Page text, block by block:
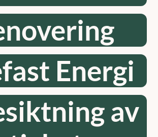
Energi
av